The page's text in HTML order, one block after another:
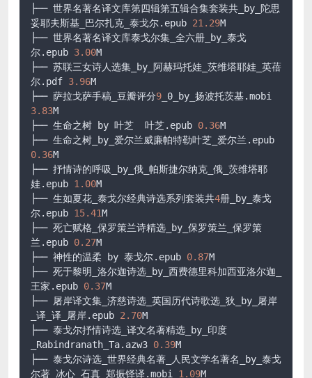
├── 世界名著名译文库第四辑第五辑合集套装共_by_陀思
妥耶夫斯基_巴尔扎克_泰戈尔.epub 21.29M
├── 世界名著名译文库泰戈尔集_全六册_by_泰戈
尔.epub 3.00M
├── 苏联三女诗人选集_by_阿赫玛托娃_茨维塔耶娃_英蓓
尔.pdf 3.96M
├── 萨拉戈萨手稿_豆瓣评分9
3.83M
├── 生命之树 by 叶芝  叶芝.epub 0.36M
0.36M
├── 抒情诗的呼吸_by_俄_帕斯捷尔纳克_俄_茨维塔耶
娃.epub 1.00M
├── 生如夏花_泰戈尔经典诗选系列套装共4册_by_泰戈
尔.epub 15.41M
├── 死亡赋格_保罗策兰诗精选_by_保罗策兰_保罗策
兰.epub 0.27M
├── 神性的温柔 by 泰戈尔.epub 0.87M
├── 死于黎明_洛尔迦诗选_by_西费德里科加西亚洛尔迦_
王家.epub 0.37M
├── 屠岸译文集_济慈诗选_英国历代诗歌选_狄_by_屠岸
_译_译_屠岸.epub 2.70M
├── 泰戈尔抒情诗选_译文名著精选_by_印度
_Rabindranath_Ta.azw3 0.39M
├── 泰戈尔诗选_世界经典名著_人民文学名著名_by_泰戈
尔著_冰心_石真_郑振铎译.mobi 1.09M